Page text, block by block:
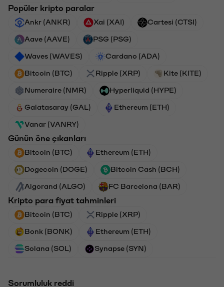
Popüler kripto paralar
Ankr (ANKR) Xai (XAI) Cartesi (CTSI)
Aave (AAVE) PSG (PSG)
Waves (WAVES) Cardano (ADA)
Bitcoin (BTC) Ripple (XRP) Kite (KITE)
Numeraire (NMR) Hyperliquid (HYPE)
Galatasaray (GAL) Ethereum (ETH)
Vanar (VANRY)
Günün öne çıkanları
Bitcoin (BTC) Ethereum (ETH)
Dogecoin (DOGE) Bitcoin Cash (BCH)
Algorand (ALGO) FC Barcelona (BAR)
Kripto para fiyat tahminleri
Bitcoin (BTC) Ripple (XRP)
Bonk (BONK) Ethereum (ETH)
Solana (SOL) Synapse (SYN)
Sorumluluk reddi